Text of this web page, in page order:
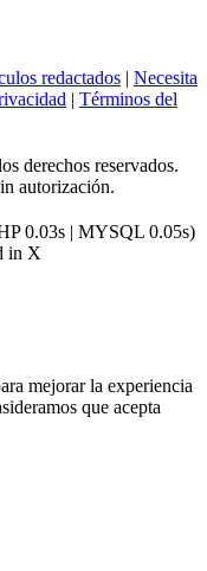
redactados | Necesita
| Términos del
derechos reservados.
autorización.
0.03s | MYSQL 0.05s)
in X
mejorar la experiencia
que acepta